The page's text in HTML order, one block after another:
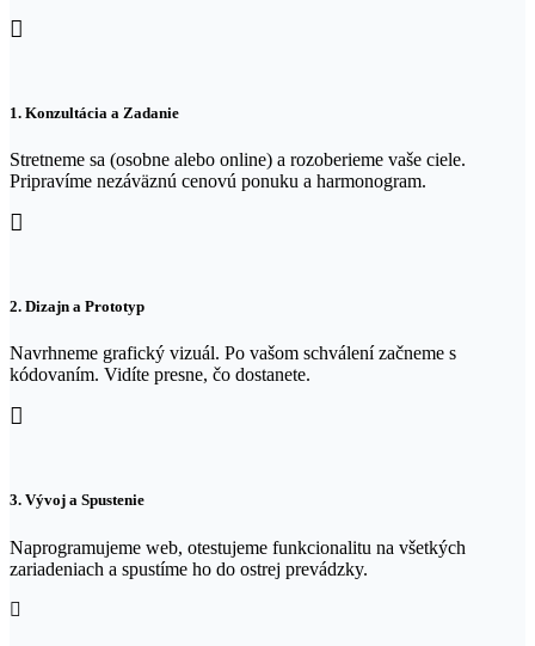
1. Konzultácia a Zadanie
Stretneme sa (osobne alebo online) a rozoberieme vaše ciele.
Pripravíme nezáväznú cenovú ponuku a harmonogram.
2. Dizajn a Prototyp
Navrhneme grafický vizuál. Po vašom schválení začneme s
kódovaním. Vidíte presne, čo dostanete.
3. Vývoj a Spustenie
Naprogramujeme web, otestujeme funkcionalitu na všetkých
zariadeniach a spustíme ho do ostrej prevádzky.